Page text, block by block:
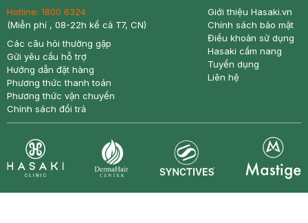
Hotline: 1800 6324
(Miễn phí , 08-22h kể cả T7, CN)
Các câu hỏi thường gặp
Gửi yêu cầu hỗ trợ
Hướng dẫn đặt hàng
Phương thức thanh toán
Phương thức vận chuyển
Chính sách đổi trả
Giới thiệu Hasaki.vn
Chính sách bảo mật
Điều khoản sử dụng
Hasaki cẩm nang
Tuyển dụng
Liên hệ